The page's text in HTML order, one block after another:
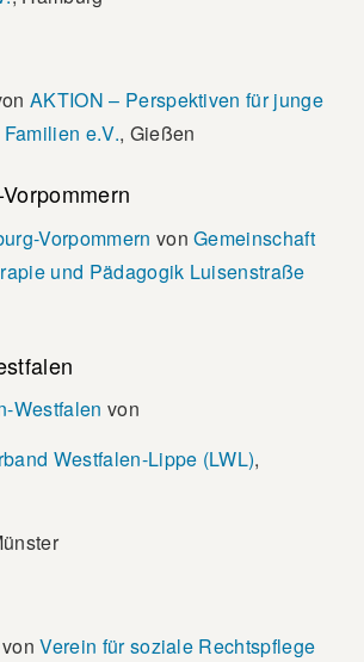
AKTION – Perspektiven für junge
e.V., Gießen
Vorpommern vonGemeinschaft
und Pädagogik Luisenstraße
Westfalen von
Westfalen-Lippe (LWL),
vonVerein für soziale Rechtspflege